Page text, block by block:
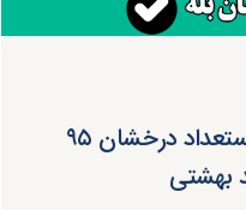
پذیرش کارشناسی ارشد استعداد درخشان ۹۵
بهشتی